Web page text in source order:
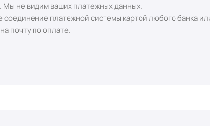
не видим ваших платежных данных.
платежной системы картой любого банка
почту по оплате.